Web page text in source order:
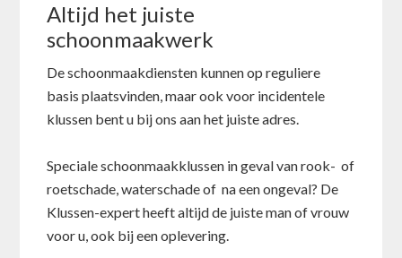
Altijd het juiste
schoonmaakwerk
De schoonmaakdiensten kunnen op reguliere
basis plaatsvinden, maar ook voor incidentele
klussen bent u bij ons aan het juiste adres.
Speciale schoonmaakklussen in geval van rook- of
roetschade, waterschade of na een ongeval? De
Klussen-expert heeft altijd de juiste man of vrouw
voor u, ook bij een oplevering.